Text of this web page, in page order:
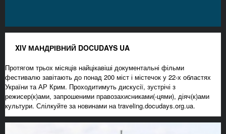
XIV МАНДРІВНИЙ DOCUDAYS UA
Протягом трьох місяців найцікавіші документальні фільми
фестивалю завітають до понад 200 міст і містечок у 22-х областях
України та АР Крим. Проходитимуть дискусії, зустрічі з
режисер(к)ами, запрошеними правозахисниками(-цями), діяч(к)ами
культури. Слілкуйте за новинами на traveling.docudays.org.ua.